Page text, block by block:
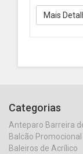
Mais
Categorias
Anteparo Barreira
Balcão
Baleiros de Acrílico